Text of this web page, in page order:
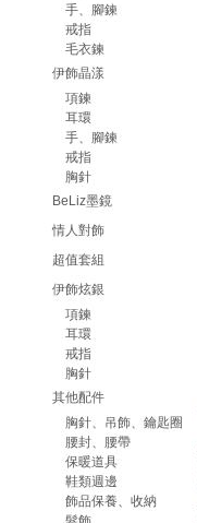
手、腳鍊
戒指
毛衣鍊
伊飾晶漾
項鍊
耳環
手、腳鍊
戒指
胸針
BeLiz墨鏡
情人對飾
超值套組
伊飾炫銀
項鍊
耳環
戒指
胸針
其他配件
胸針、吊飾、鑰匙圈
腰封、腰帶
保暖道具
鞋類週邊
飾品保養、收納